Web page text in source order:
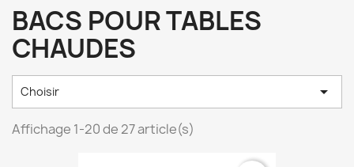
BACS POUR TABLES
CHAUDES
Choisir 
Affichage 1-20 de 27 article(s)